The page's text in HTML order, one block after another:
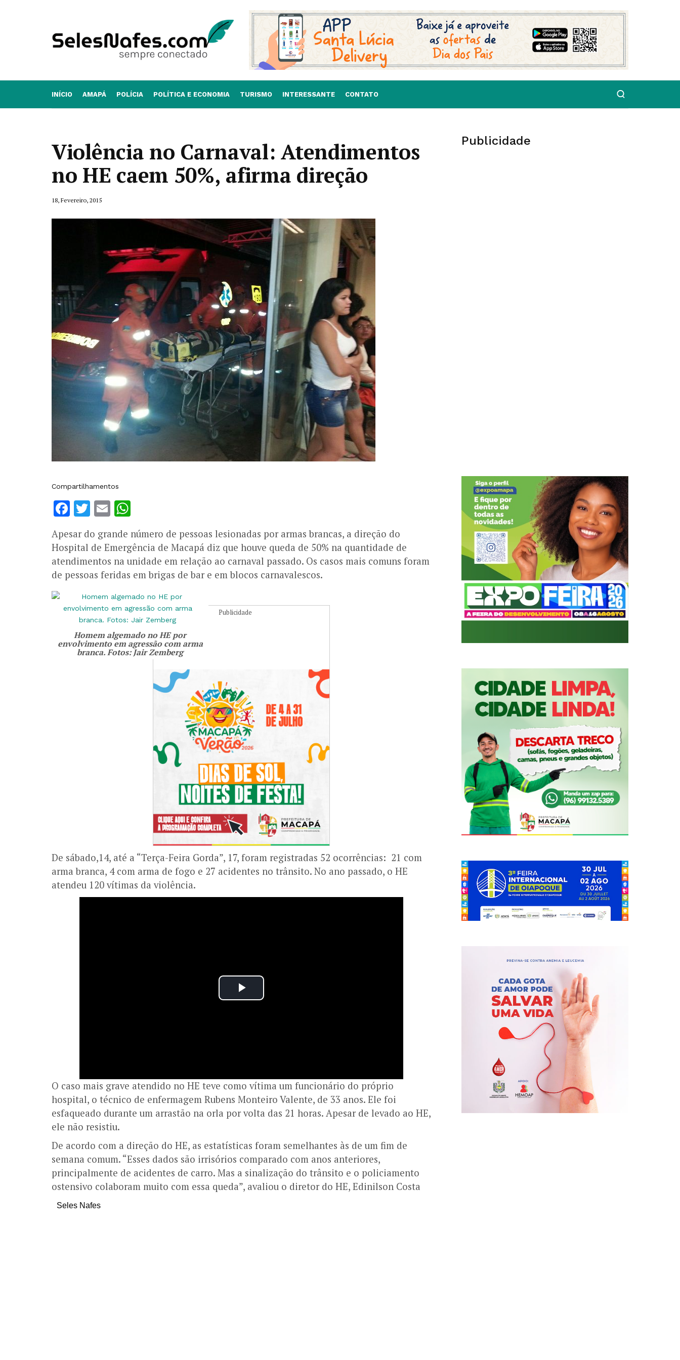
INÍCIO AMAPÁ POLÍCIA POLÍTICA E ECONOMIA TURISMO INTERESSANTE CONTATO
Violência no Carnaval: Atendimentos
no HE caem 50%, afirma direção
18, Fevereiro, 2015
Compartilhamentos
Facebook
Twitter
Email
Apesar do grande número de pessoas lesionadas por armas brancas, a direção do
Hospital de Emergência de Macapá diz que houve queda de 50% na quantidade de
atendimentos na unidade em relação ao carnaval passado. Os casos mais comuns foram
de pessoas feridas em brigas de bar e em blocos carnavalescos.
Homem algemado no HE por
envolvimento em agressão com arma
branca. Fotos: Jair Zemberg
Publicidade
De sábado,14, até a “Terça-Feira Gorda”, 17, foram registradas 52 ocorrências: 21 com
arma branca, 4 com arma de fogo e 27 acidentes no trânsito. No ano passado, o HE
atendeu 120 vítimas da violência.
O caso mais grave atendido no HE teve como vítima um funcionário do próprio
hospital, o técnico de enfermagem Rubens Monteiro Valente, de 33 anos. Ele foi
esfaqueado durante um arrastão na orla por volta das 21 horas. Apesar de levado ao HE,
ele não resistiu.
De acordo com a direção do HE, as estatísticas foram semelhantes às de um fim de
semana comum. “Esses dados são irrisórios comparado com anos anteriores,
principalmente de acidentes de carro. Mas a sinalização do trânsito e o policiamento
ostensivo colaboram muito com essa queda”, avaliou o diretor do HE, Edinilson Costa
Seles Nafes
Publicidade